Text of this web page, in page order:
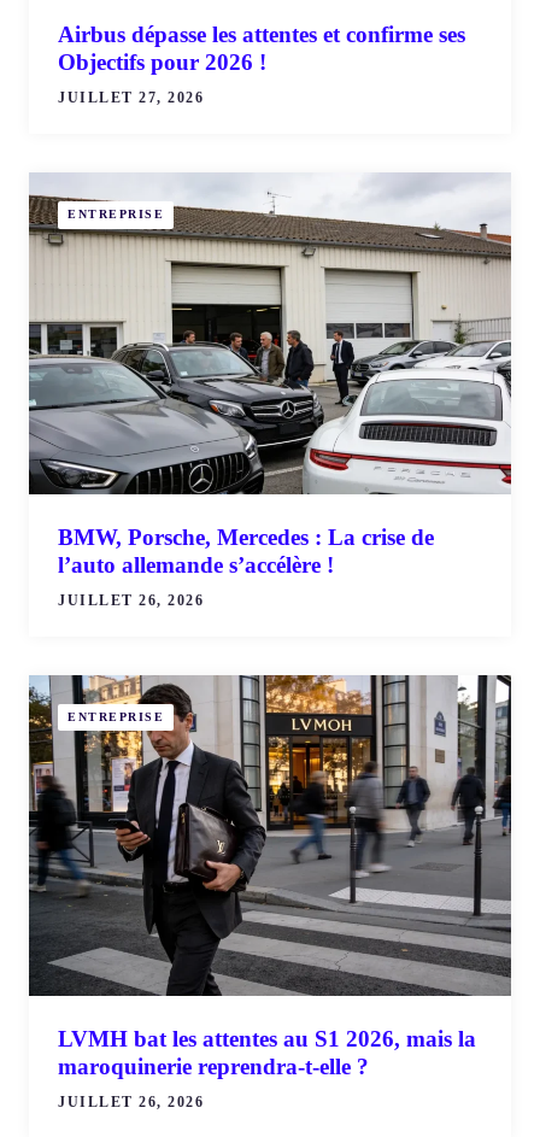
Airbus dépasse les attentes et confirme ses
Objectifs pour 2026 !
JUILLET 27, 2026
ENTREPRISE
BMW, Porsche, Mercedes : La crise de
l’auto allemande s’accélère !
JUILLET 26, 2026
ENTREPRISE
LVMH bat les attentes au S1 2026, mais la
maroquinerie reprendra-t-elle ?
JUILLET 26, 2026